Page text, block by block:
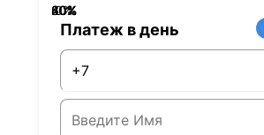
0%
20%
40%
60%
80%
Платеж в день